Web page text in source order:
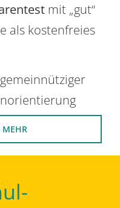
mit „gut“
als kostenfreies
MEHR